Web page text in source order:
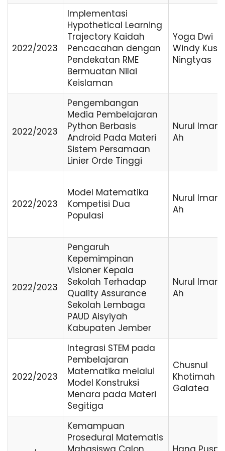
2022/2023
Implementasi
Hypothetical Learning
Trajectory Kaidah
Pencacahan dengan
Pendekatan RME
Bermuatan Nilai
Keislaman
Yoga Dwi
Windy
Ningtyas
2022/2023
Pengembangan
Media Pembelajaran
Python Berbasis
Android Pada Materi
Sistem Persamaan
Linier Orde Tinggi
Nurul
Ah
2022/2023
Model Matematika
Kompetisi Dua
Populasi
Nurul
Ah
2022/2023
Pengaruh
Kepemimpinan
Visioner Kepala
Sekolah Terhadap
Quality Assurance
Sekolah Lembaga
PAUD Aisyiyah
Kabupaten Jember
Nurul
Ah
2022/2023
Integrasi STEM pada
Pembelajaran
Matematika melalui
Model Konstruksi
Menara pada Materi
Segitiga
Chusnul
Khotimah
Galatea
Kemampuan
Prosedural Matematis